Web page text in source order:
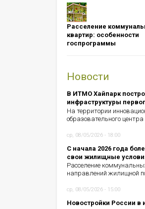
Расселение
квартир: особенности
госпрограммы
Новости
В ИТМО Хайпарк
инфраструктуры
На территории
образовательного
ср, 08/05/2026 - 18:00
С начала 2026 года
свои жилищные
Расселение
направлений жилищной
ср, 08/05/2026 - 15:00
Новостройки России в